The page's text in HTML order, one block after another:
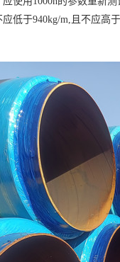
低于940kg/m,且不应高